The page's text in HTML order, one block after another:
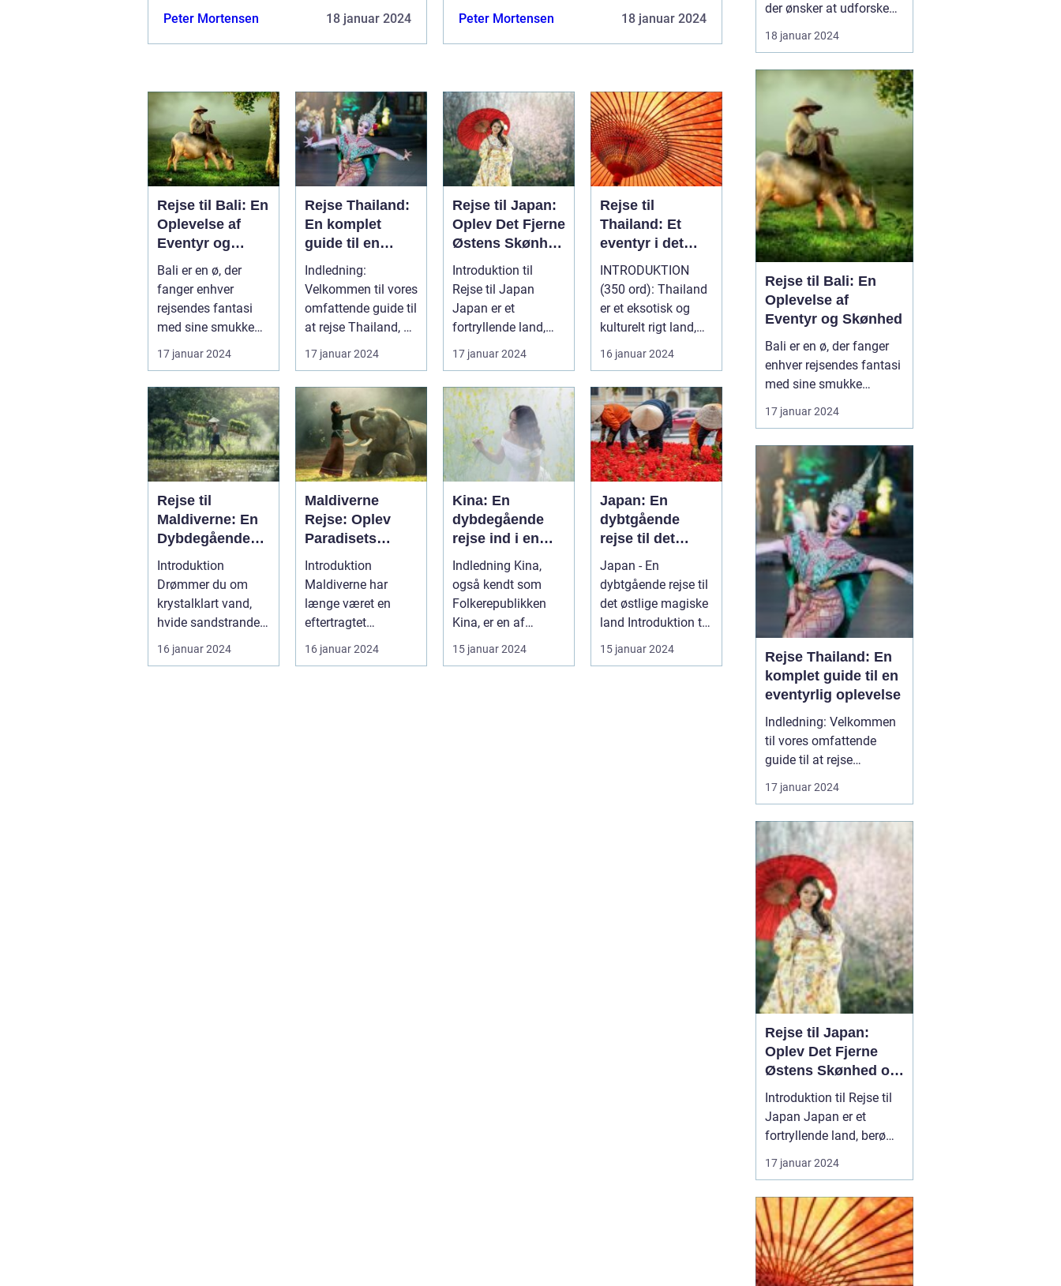
Peter Mortensen 18 januar 2024 Peter Mortensen 18 januar 2024
Rejse til Bali: En
Oplevelse af
Eventyr og
Skønhed
Bali er en ø, der
fanger enhver
rejsendes fantasi
med sine smukke
strande, frodige
rismarker og en u...
17 januar 2024
Rejse Thailand:
En komplet
guide til en
eventyrlig
oplevelse
Indledning:
Velkommen til vores
omfattende guide til
at rejse Thailand, et
land rigt på kultur,
hist...
17 januar 2024
Rejse til Japan:
Oplev Det Fjerne
Østens Skønhed
og Kultur
Introduktion til
Rejse til Japan
Japan er et
fortryllende land,
berømt for sin
unikke blanding af
g...
17 januar 2024
Rejse til
Thailand: Et
eventyr i det
sydøstasiatiske
paradis
INTRODUKTION
(350 ord): Thailand
er et eksotisk og
kulturelt rigt land,
der har tiltrukket
rejsende...
16 januar 2024
Rejse til
Maldiverne: En
Dybdegående
Oplevelse af
Paradis
Introduktion
Drømmer du om
krystalklart vand,
hvide sandstrande
og en afslappende
atmosfære? Så er
16 januar 2024
Maldiverne
Rejse: Oplev
Paradisets
Skønhed og
Historie
Introduktion
Maldiverne har
længe været en
eftertragtet
destination for
rejsende, der søger
16 januar 2024
Kina: En
dybdegående
rejse ind i en
gammel kultur
Indledning Kina,
også kendt som
Folkerepublikken
Kina, er en af
verdens ældste og
mest befolkede na...
15 januar 2024
Japan: En
dybtgående
rejse til det
østlige magiske
land
Japan - En
dybtgående rejse til
det østlige magiske
land Introduktion til
Japan Japan, et
land be...
15 januar 2024
der ønsker at udforske
en ekstraordinær
destination med en rig
naturskønhed, så er en
rejse til Vietnam det
perfekte valg for dig. Fra
smukke kystlinjer og
eksotiske øer til travle
byer og bet...
18 januar 2024
Rejse til Bali: En
Oplevelse af
Eventyr og Skønhed
Bali er en ø, der fanger
enhver rejsendes fantasi
med sine smukke
strande, frodige
rismarker og en unik
tage dig med på en
dybdegående rejse til
Bali og dykke ned i, hvad
der gør denne
destination så speciel.
Uanset om du er...
17 januar 2024
Rejse Thailand: En
komplet guide til en
eventyrlig oplevelse
Indledning: Velkommen
til vores omfattende
guide til at rejse
Thailand, et land rigt på
kultur, historie og
Uanset om du er en
eventyrlysten rejsende,
en kulturel enthusiast
eller en solsøgende
strandløve, vil Thailand
præsente...
17 januar 2024
Rejse til Japan:
Oplev Det Fjerne
Østens Skønhed og
Kultur
Introduktion til Rejse til
Japan Japan er et
fortryllende land, berømt
for sin unikke blanding
af gammel tradition og
pulserende gader i Tokyo
til det fredelige Kyoto og
de ikoniske
bjerglandskaber i
17 januar 2024